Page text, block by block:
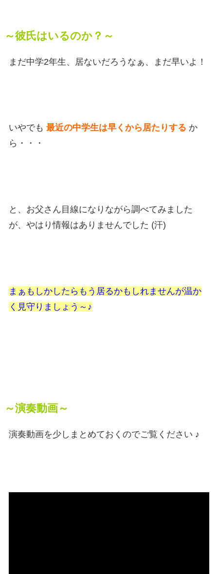
～彼氏はいるのか？～
まだ中学2年生、居ないだろうなぁ、まだ早いよ！
いやでも 最近の中学生は早くから居たりする か
ら・・・
と、お父さん目線になりながら調べてみました
が、やはり情報はありませんでした (汗)
まぁもしかしたらもう居るかもしれませんが温か
く見守りましょう～♪
～演奏動画～
演奏動画を少しまとめておくのでご覧ください ♪